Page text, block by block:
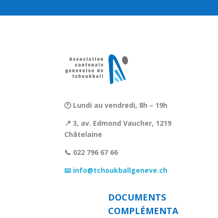
🕐 Lundi au vendredi, 8h – 19h
📍 3, av. Edmond Vaucher, 1219
Châtelaine
📞 022 796 67 66
📧 info@tchoukballgeneve.ch
DOCUMENTS
COMPLÉMENTA